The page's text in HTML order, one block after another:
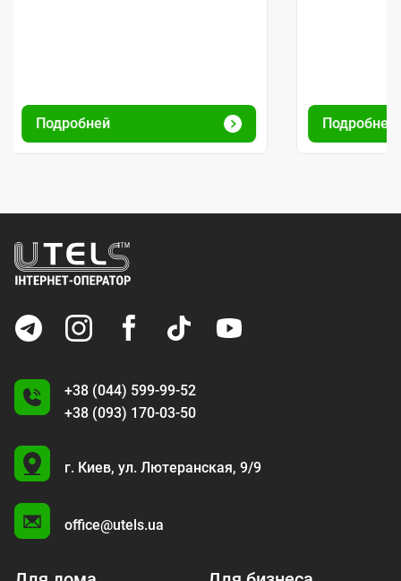
Подробней Подробней
+38 (044) 599-99-52
+38 (093) 170-03-50
U
г. Киев, ул. Лютеранская, 9/9
office@utels.ua